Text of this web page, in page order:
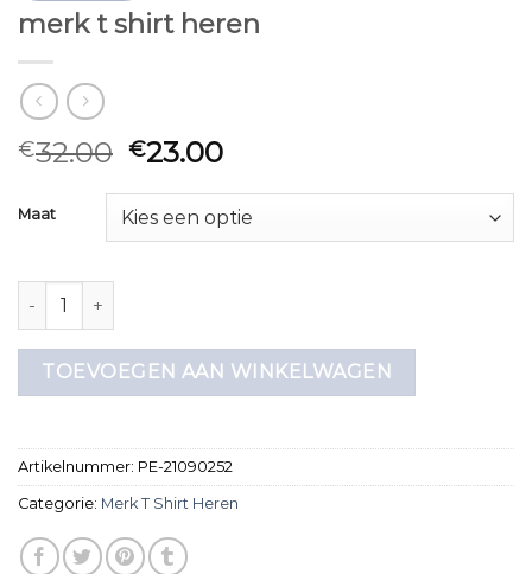
merk t shirt heren
€32.00 €23.00
Maat
merk t shirt heren aantal
TOEVOEGEN AAN WINKELWAGEN
Artikelnummer: PE-21090252
Categorie: Merk T Shirt Heren